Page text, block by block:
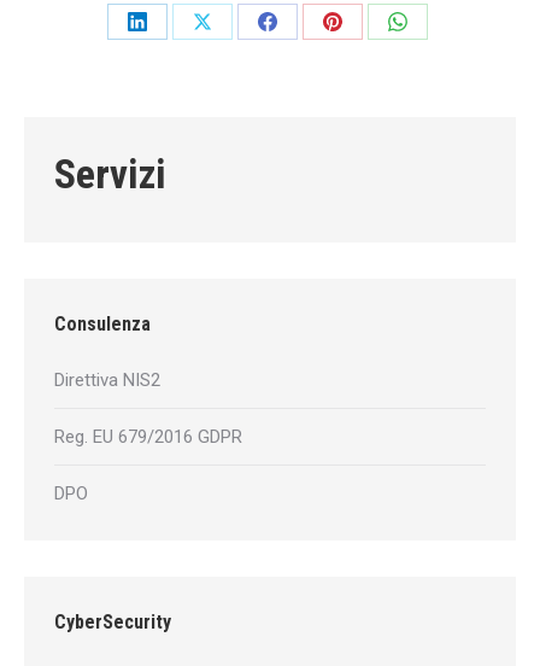
Share
Share
Share
Share
Share
Servizi
Consulenza
Direttiva NIS2
Reg. EU 679/2016 GDPR
DPO
CyberSecurity